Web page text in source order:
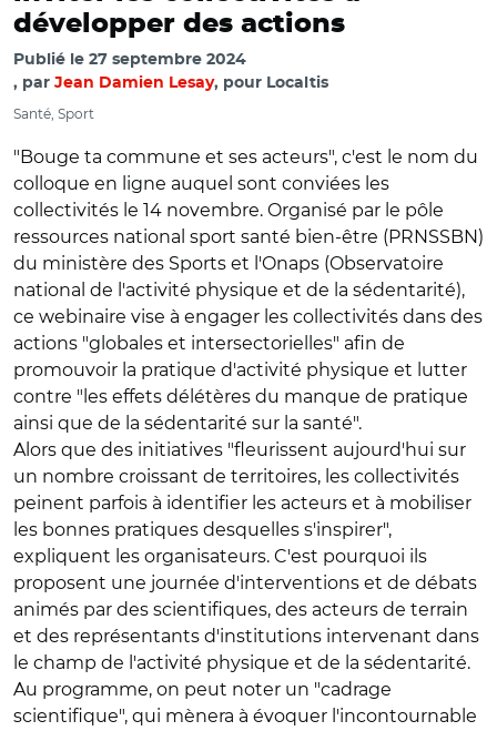
développer des actions
Publié le 27 septembre 2024
par Jean Damien Lesay, pour Localtis
Santé, Sport
"Bouge ta commune et ses acteurs", c'est le nom du
colloque en ligne auquel sont conviées les
collectivités le 14 novembre. Organisé par le pôle
ressources national sport santé bien-être (PRNSSBN)
du ministère des Sports et l'Onaps (Observatoire
national de l'activité physique et de la sédentarité),
ce webinaire vise à engager les collectivités dans des
actions "globales et intersectorielles" afin de
promouvoir la pratique d'activité physique et lutter
contre "les effets délétères du manque de pratique
ainsi que de la sédentarité sur la santé".
Alors que des initiatives "fleurissent aujourd'hui sur
un nombre croissant de territoires, les collectivités
peinent parfois à identifier les acteurs et à mobiliser
les bonnes pratiques desquelles s'inspirer",
expliquent les organisateurs. C'est pourquoi ils
proposent une journée d'interventions et de débats
animés par des scientifiques, des acteurs de terrain
et des représentants d'institutions intervenant dans
le champ de l'activité physique et de la sédentarité.
Au programme, on peut noter un "cadrage
scientifique", qui mènera à évoquer l'incontournable